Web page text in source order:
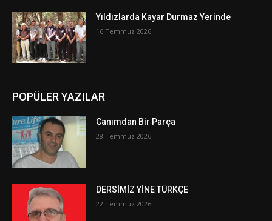
Yıldızlarda Kayar Durmaz Yerinde
16 Temmuz 2026
POPÜLER YAZILAR
Canımdan Bir Parça
28 Temmuz 2026
DERSİMİZ YİNE TÜRKÇE
22 Temmuz 2026